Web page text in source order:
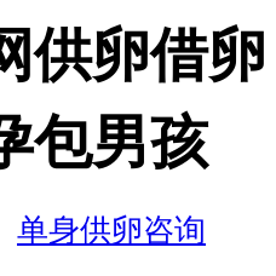
供卵借卵
包男孩
单身供卵咨询